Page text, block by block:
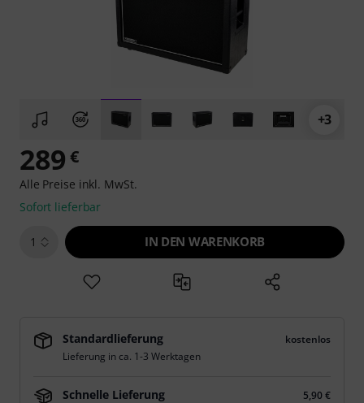
+3
289 €
Alle Preise inkl. MwSt.
Sofort lieferbar
1 IN DEN WARENKORB
Standardlieferung
kostenlos
Lieferung in ca. 1-3 Werktagen
Schnelle Lieferung
5,90 €